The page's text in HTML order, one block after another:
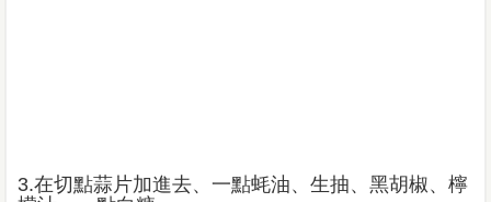
3.在切點蒜片加進去、一點蚝油、生抽、黑胡椒、檸